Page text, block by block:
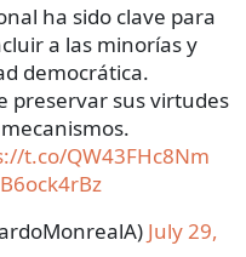
ha sido clave para
a las minorías y
democrática.
preservar sus virtudes
t.co/QW43FHc8Nm
July 29,